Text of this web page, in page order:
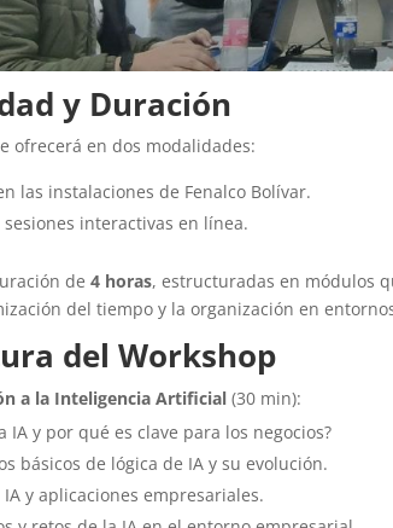
y Duración
ofrecerá en dos modalidades:
las instalaciones de Fenalco Bolívar.
sesiones interactivas en línea.
de4 horas, estructuradas en módulos
del tiempo y la organización en
del Workshop
a la Inteligencia Artificial (30 min):
IA y por qué es clave para los negocios?
básicos de lógica de IA y su evolución.
IA y aplicaciones empresariales.